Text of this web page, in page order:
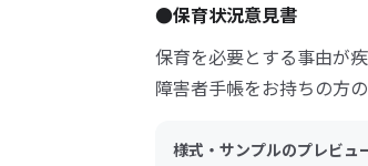
●保育状況意見書
保育を必要とする事由が
障害者手帳をお持ちの方
様式・サンプルのプレビュ